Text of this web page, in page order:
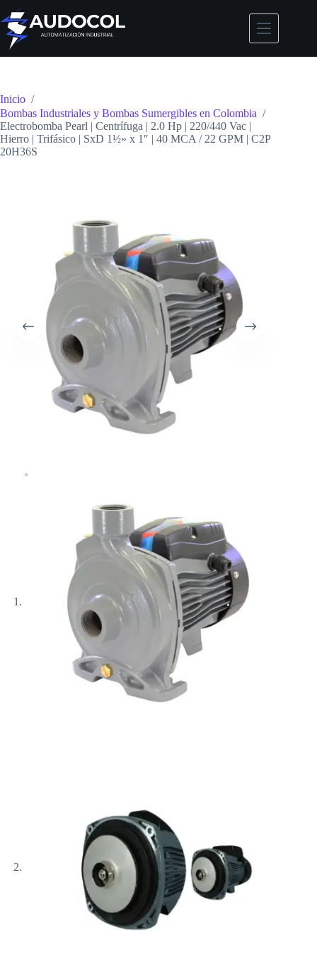
Saltar
al
contenido
Inicio /
Bombas Industriales y Bombas Sumergibles en Colombia /
Electrobomba Pearl | Centrífuga | 2.0 Hp | 220/440 Vac |
Hierro | Trifásico | SxD 1½» x 1″ | 40 MCA / 22 GPM | C2P
20H36S